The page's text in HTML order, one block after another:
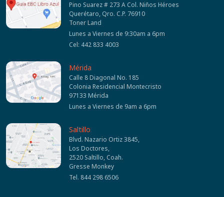
Pino Suarez # 273 A Col. Niños Héroes
Querétaro, Qro. C.P. 76910
Toner Land
Lunes a Viernes de 9:30am a 6pm
Cel: 442 833 4003
Mérida
Calle 8 Diagonal No. 185
Colonia Residencial Montecristo
97133 Mérida
Lunes a Viernes de 9am a 6pm
Saltillo
Blvd. Nazario Ortiz 3845,
Los Doctores,
2520 Saltillo, Coah.
Gresse Monkey
Tel. 844 298 6506